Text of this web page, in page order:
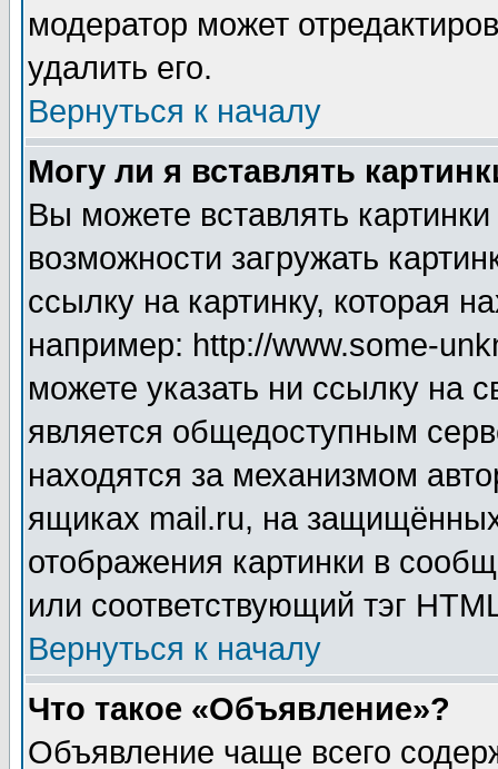
модератор может
удалить его.
Вернуться к началу
Могу ли я вставлять
Вы можете вставлять
возможности загружать
ссылку на картинку, которая
например: http://www.some-
можете указать ни ссылку на
является общедоступным
находятся за механизмом
ящиках mail.ru, на
отображения картинки в
или соответствующий тэг
Вернуться к началу
Что такое «Объявление»?
Объявление чаще всего